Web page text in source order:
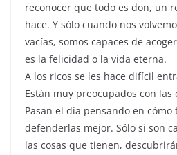
reconocer que todo es don, un
hace. Y sólo cuando nos
vacías, somos capaces de
es la felicidad o la vida eterna.
A los ricos se les hace difícil
Están muy preocupados con las
Pasan el día pensando en
defenderlas mejor. Sólo si son
las cosas que tienen,